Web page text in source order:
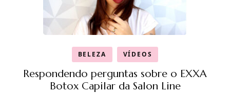
BELEZA VÍDEOS
Respondendo perguntas sobre o EXXA
Botox Capilar da Salon Line